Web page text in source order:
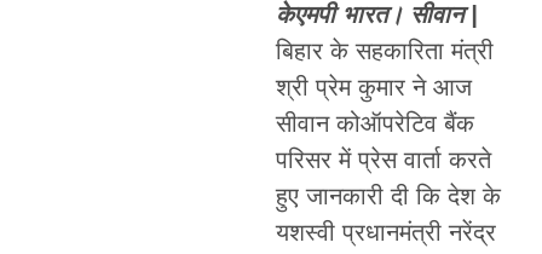
केएमपी भारत। सीवान |
बिहार के सहकारिता मंत्री
श्री प्रेम कुमार ने आज
सीवान कोऑपरेटिव बैंक
परिसर में प्रेस वार्ता करते
हुए जानकारी दी कि देश के
यशस्वी प्रधानमंत्री नरेंद्र